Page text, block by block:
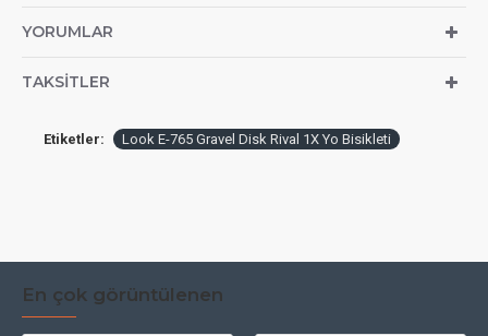
YORUMLAR
TAKSITLER
Etiketler: Look E-765 Gravel Disk Rival 1X Yo Bisikleti
En çok görüntülenen